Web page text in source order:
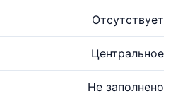
Отсутствует
Центральное
Не заполнено